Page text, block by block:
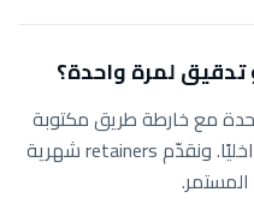
لمرة واحدة؟
مع خارطة طريق مكتوبة
للشركات اللي تفضّل تنفيذ الحلول داخليًا. ونقدّم retainers شهرية